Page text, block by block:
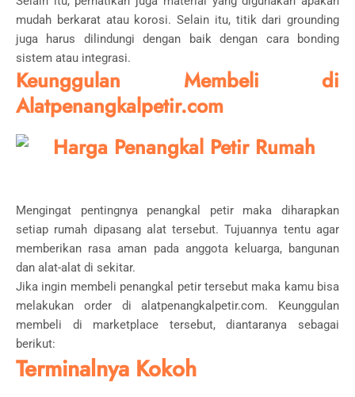
mudah berkarat atau korosi. Selain itu, titik dari grounding
juga harus dilindungi dengan baik dengan cara bonding
sistem atau integrasi.
Keunggulan Membeli di
Alatpenangkalpetir.com
Mengingat pentingnya penangkal petir maka diharapkan
setiap rumah dipasang alat tersebut. Tujuannya tentu agar
memberikan rasa aman pada anggota keluarga, bangunan
dan alat-alat di sekitar.
Jika ingin membeli penangkal petir tersebut maka kamu bisa
melakukan order di alatpenangkalpetir.com. Keunggulan
membeli di marketplace tersebut, diantaranya sebagai
berikut:
Terminalnya Kokoh